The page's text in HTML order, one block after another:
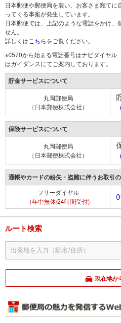
日本郵便や郵便局を装い、お客さま宛て
ってくる事案が発生しています。
日本郵便では、上記のような電話をかけ、
せん。
詳しくは こちらをご覧ください。
※0570から始まる電話番号はナビダイヤル
はガイダンスにてご案内しております。
貯金サービスについて
丸岡郵便局
（日本郵便株式会社）
保険サービスについて
丸岡郵便局
（日本郵便株式会社）
通帳やカードの紛失・盗難に伴うお取引
フリーダイヤル
（年中無休/24時間受付)
ルート検索
現在地か